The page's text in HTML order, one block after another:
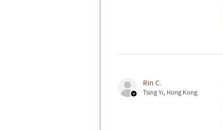
Rin C.
Tsing Yi, Hong Kong